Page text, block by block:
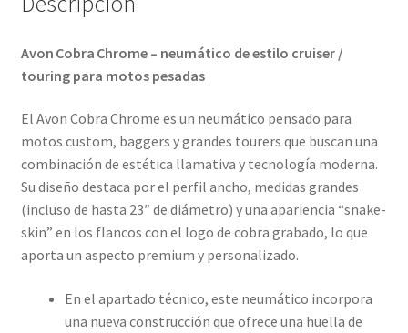
Avon Cobra Chrome – neumático de estilo cruiser /
touring para motos pesadas
El Avon Cobra Chrome es un neumático pensado para
motos custom, baggers y grandes tourers que buscan una
combinación de estética llamativa y tecnología moderna.
Su diseño destaca por el perfil ancho, medidas grandes
(incluso de hasta 23″ de diámetro) y una apariencia “snake-
skin” en los flancos con el logo de cobra grabado, lo que
aporta un aspecto premium y personalizado.
En el apartado técnico, este neumático incorpora
una nueva construcción que ofrece una huella de